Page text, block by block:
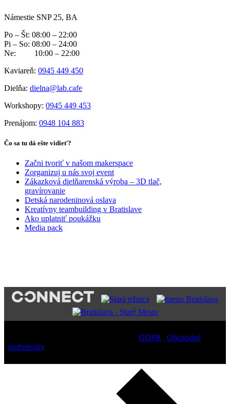
Námestie SNP 25, BA
Po – Št: 08:00 – 22:00
Pi – So: 08:00 – 24:00
Ne: 10:00 – 22:00
Kaviareň: 0945 449 450
Dielňa: dielna@lab.cafe
Workshopy: 0945 449 453
Prenájom: 0948 104 883
Čo sa tu dá ešte vidieť?
Začni tvoriť v našom makerspace
Zorganizuj u nás svoj event
Zákazková dielňarenská výroba – 3D tlač,
gravírovanie
Detská narodeninová oslava
Kreatívny teambuilding v Bratislave
Ako uplatniť poukážku
Media pack
GDPR
Obchodné
podmienky